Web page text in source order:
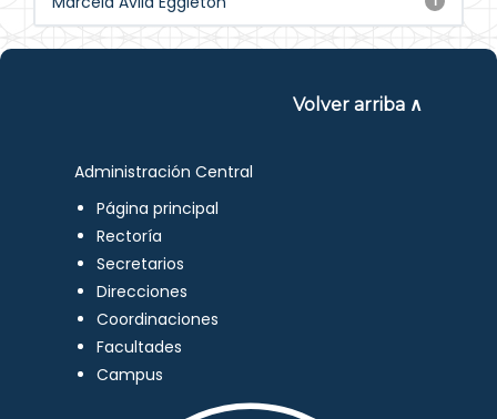
Volver arriba ∧
Administración Central
Página principal
Rectoría
Secretarios
Direcciones
Coordinaciones
Facultades
Campus